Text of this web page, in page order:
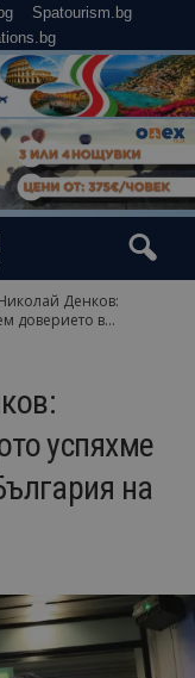
Spatourism.bg
Денков:
доверието в...
успяхме
на